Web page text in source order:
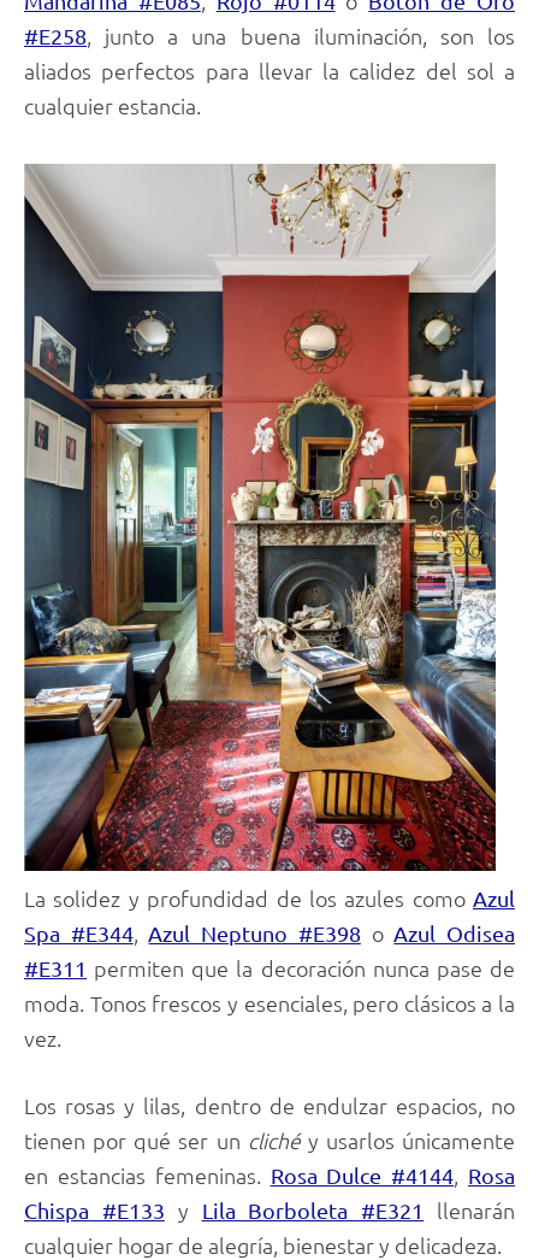
#E258, junto a una buena iluminación, son los
aliados perfectos para llevar la calidez del sol a
cualquier estancia.
La solidez y profundidad de los azules como Azul
Spa #E344,Azul Neptuno #E398oAzul Odisea
#E311 permiten que la decoración nunca pase de
moda. Tonos frescos y esenciales, pero clásicos a la
vez.
Los rosas y lilas, dentro de endulzar espacios, no
tienen por qué ser un cliché y usarlos únicamente
en estancias femeninas. Rosa Dulce #4144, Rosa
Chispa #E133 y Lila Borboleta #E321
llenarán
cualquier hogar de alegría, bienestar y delicadeza.